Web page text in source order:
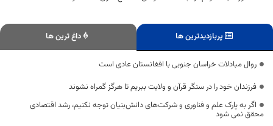
پربازدیدترین ها داغ ترین ها
روال مبادلات خراسان جنوبی با افغانستان عادی است
فرزندان خود را در سنگر قرآن و ولایت ببریم تا هرگز گمراه نشوند
اگر به پارک علم و فناوری و شرکت‌های دانش‌بنیان توجه نکنیم، رشد اقتصادی
محقق نمی شود